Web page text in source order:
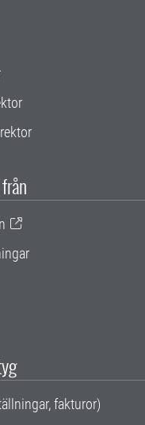
fakturor)